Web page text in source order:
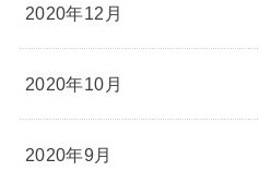
2020年12月
2020年10月
2020年9月